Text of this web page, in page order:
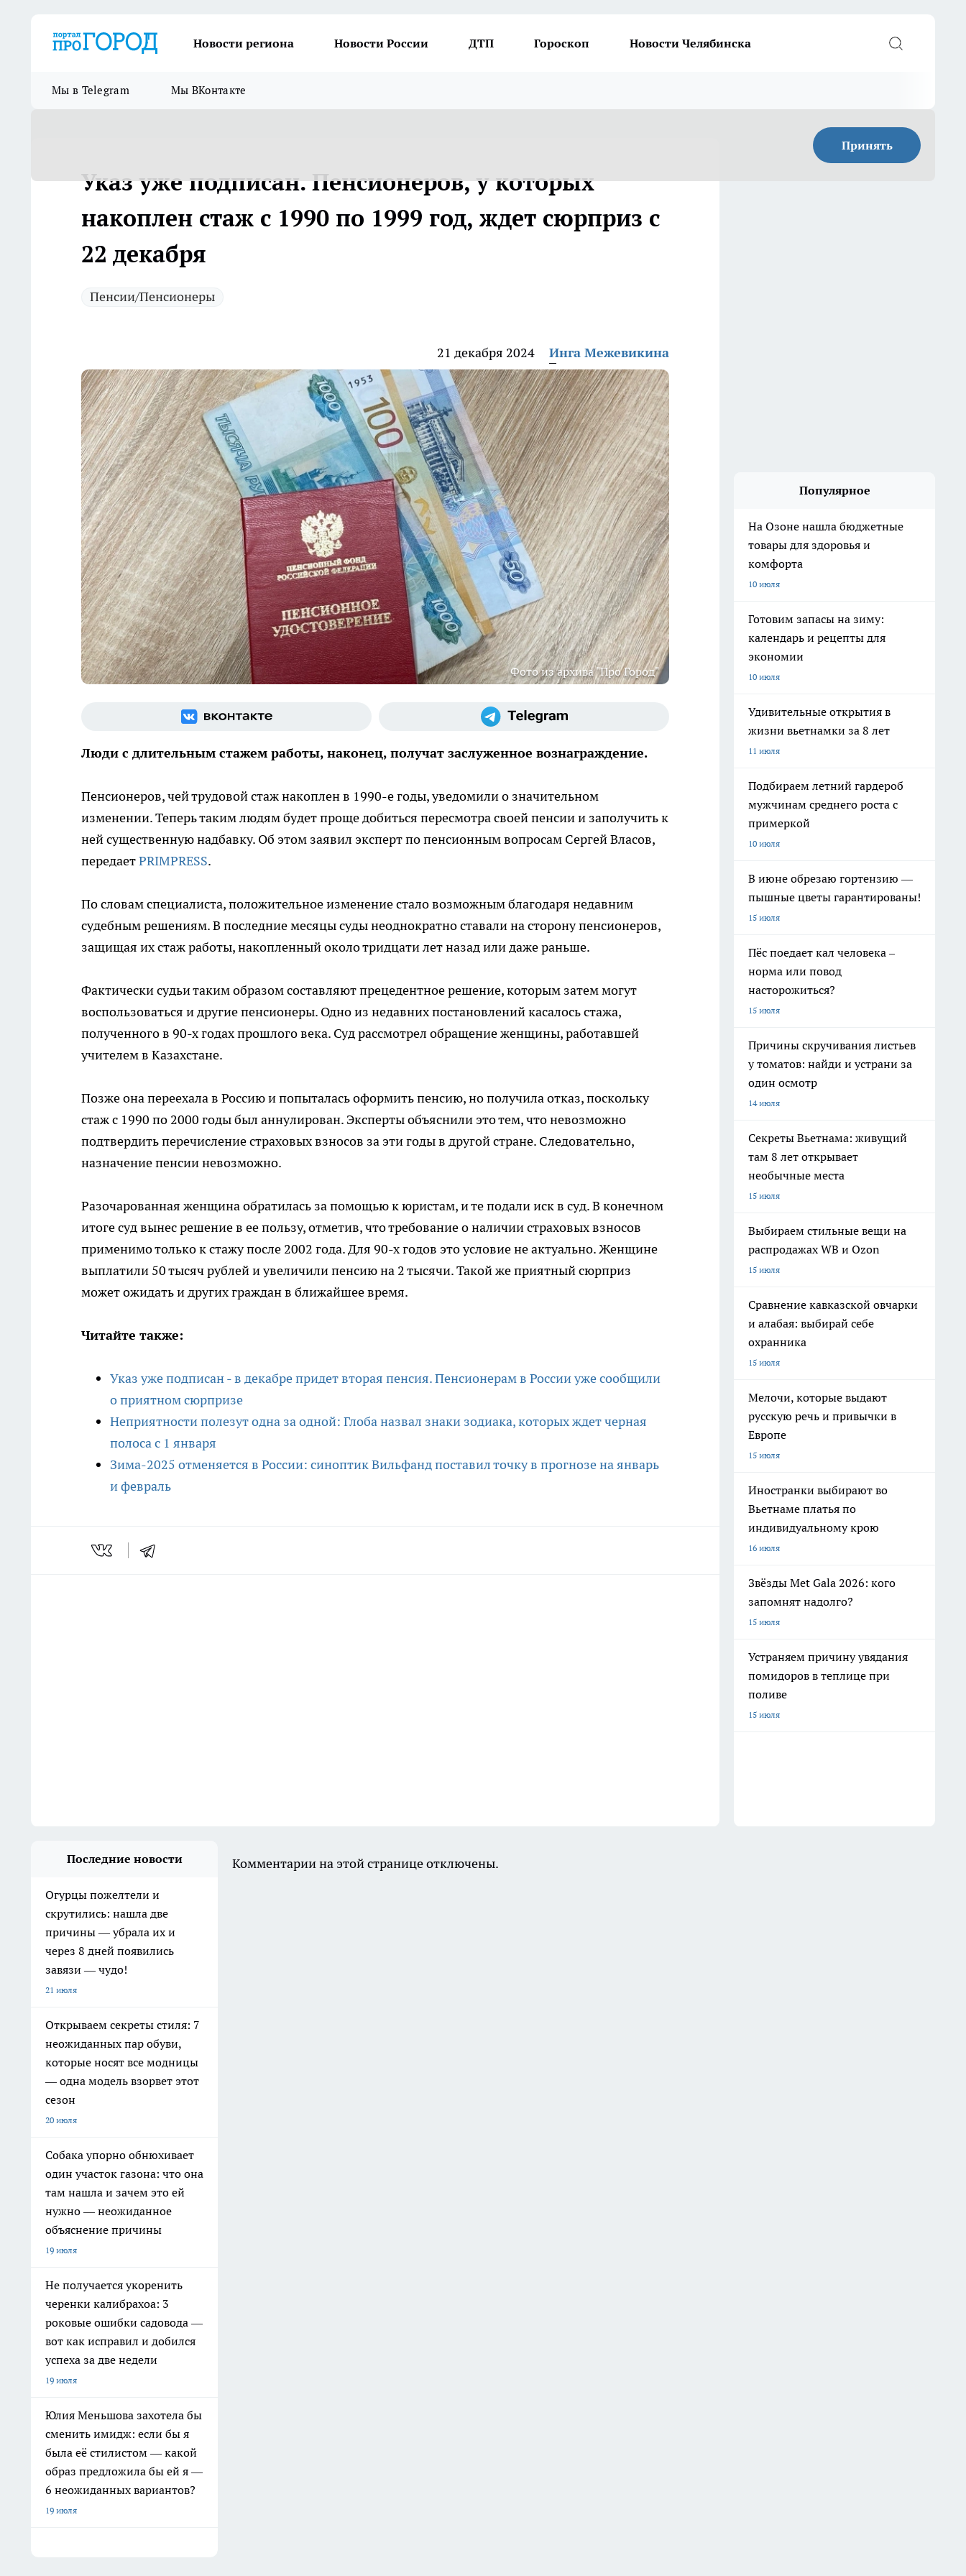
Новости региона Новости России ДТП Гороскоп Новости Челябинска
Мы в Telegram Мы ВКонтакте
Принять
Указ уже подписан. Пенсионеров, у которых
накоплен стаж с 1990 по 1999 год, ждет сюрприз с
22 декабря
Пенсии/Пенсионеры
21 декабря 2024 Инга Межевикина
Фото из архива "Про Город"
Люди с длительным стажем работы, наконец, получат заслуженное вознаграждение.
Пенсионеров, чей трудовой стаж накоплен в 1990-е годы, уведомили о значительном
изменении. Теперь таким людям будет проще добиться пересмотра своей пенсии и заполучить к
ней существенную надбавку. Об этом заявил эксперт по пенсионным вопросам Сергей Власов,
передаетPRIMPRESS.
По словам специалиста, положительное изменение стало возможным благодаря недавним
судебным решениям. В последние месяцы суды неоднократно ставали на сторону пенсионеров,
защищая их стаж работы, накопленный около тридцати лет назад или даже раньше.
Фактически судьи таким образом составляют прецедентное решение, которым затем могут
воспользоваться и другие пенсионеры. Одно из недавних постановлений касалось стажа,
полученного в 90-х годах прошлого века. Суд рассмотрел обращение женщины, работавшей
учителем в Казахстане.
Позже она переехала в Россию и попыталась оформить пенсию, но получила отказ, поскольку
стаж с 1990 по 2000 годы был аннулирован. Эксперты объяснили это тем, что невозможно
подтвердить перечисление страховых взносов за эти годы в другой стране. Следовательно,
назначение пенсии невозможно.
Разочарованная женщина обратилась за помощью к юристам, и те подали иск в суд. В конечном
итоге суд вынес решение в ее пользу, отметив, что требование о наличии страховых взносов
применимо только к стажу после 2002 года. Для 90-х годов это условие не актуально. Женщине
выплатили 50 тысяч рублей и увеличили пенсию на 2 тысячи. Такой же приятный сюрприз
может ожидать и других граждан в ближайшее время.
Читайте также:
Указ уже подписан - в декабре придет вторая пенсия. Пенсионерам в России уже сообщили
о приятном сюрпризе
Неприятности полезут одна за одной: Глоба назвал знаки зодиака, которых ждет черная
полоса с 1 января
Зима-2025 отменяется в России: синоптик Вильфанд поставил точку в прогнозе на январь
и февраль
Популярное
На Озоне нашла бюджетные
товары для здоровья и
комфорта
10 июля
Готовим запасы на зиму:
календарь и рецепты для
экономии
10 июля
Удивительные открытия в
жизни вьетнамки за 8 лет
11 июля
Подбираем летний гардероб
мужчинам среднего роста с
примеркой
10 июля
В июне обрезаю гортензию —
пышные цветы гарантированы!
15 июля
Пёс поедает кал человека –
норма или повод
насторожиться?
15 июля
Причины скручивания листьев
у томатов: найди и устрани за
один осмотр
14 июля
Секреты Вьетнама: живущий
там 8 лет открывает
необычные места
15 июля
Выбираем стильные вещи на
распродажах WB и Ozon
15 июля
Сравнение кавказской овчарки
и алабая: выбирай себе
охранника
15 июля
Мелочи, которые выдают
русскую речь и привычки в
Европе
15 июля
Иностранки выбирают во
Вьетнаме платья по
индивидуальному крою
16 июля
Звёзды Met Gala 2026: кого
запомнят надолго?
15 июля
Устраняем причину увядания
помидоров в теплице при
поливе
15 июля
Последние новости
Огурцы пожелтели и
скрутились: нашла две
причины — убрала их и
через 8 дней появились
завязи — чудо!
21 июля
Открываем секреты стиля: 7
неожиданных пар обуви,
которые носят все модницы
— одна модель взорвет этот
сезон
20 июля
Собака упорно обнюхивает
один участок газона: что она
там нашла и зачем это ей
нужно — неожиданное
объяснение причины
19 июля
Не получается укоренить
черенки калибрахоа: 3
роковые ошибки садовода —
вот как исправил и добился
успеха за две недели
19 июля
Юлия Меньшова захотела бы
сменить имидж: если бы я
была её стилистом — какой
образ предложила бы ей я —
6 неожиданных вариантов?
19 июля
Комментарии на этой странице отключены.